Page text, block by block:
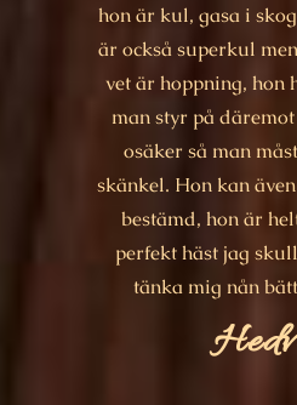
hon är kul, gasa i
är också superkul
vet är hoppning, hon
man styr på
osäker så man
skänkel. Hon kan
bestämd, hon är
perfekt häst jag
tänka mig nån